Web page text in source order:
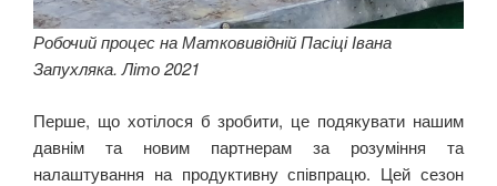
Робочий процес на Матковивідній Пасіці Івана
Запухляка. Літо 2021
Перше, що хотілося б зробити, це подякувати нашим
давнім та новим партнерам за розуміння та
налаштування на продуктивну співпрацю. Цей сезон